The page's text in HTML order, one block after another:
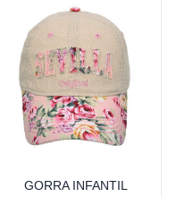
GORRA INFANTIL